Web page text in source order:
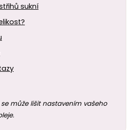
sukní
může lišit nastavením vašeho